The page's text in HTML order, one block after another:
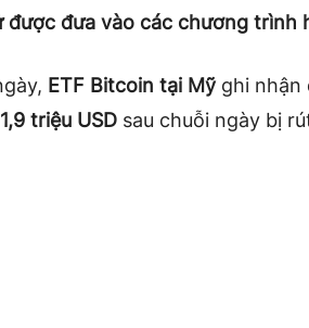
được đưa vào các chương trình
ETF Bitcoin tại Mỹghi nhận
triệu USD sau chuỗi ngày bị